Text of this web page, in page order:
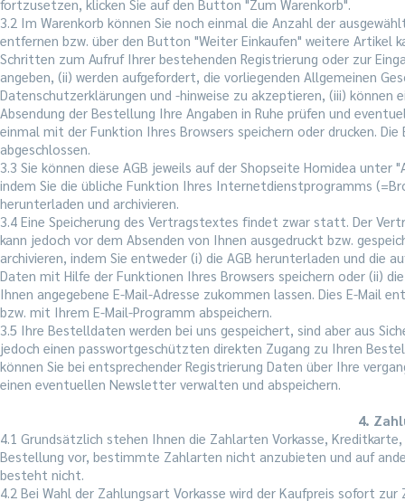
fortzusetzen, klicken Sie auf den Button "Zum Warenkorb".
3.2 Im Warenkorb können Sie noch einmal die Anzahl der
entfernen bzw. über den Button "Weiter Einkaufen" weitere Artikel
Schritten zum Aufruf Ihrer bestehenden Registrierung oder zur
angeben, (ii) werden aufgefordert, die vorliegenden Allgemeinen
Datenschutzerklärungen und -hinweise zu akzeptieren, (iii)
Absendung der Bestellung Ihre Angaben in Ruhe prüfen und
einmal mit der Funktion Ihres Browsers speichern oder drucken.
abgeschlossen.
3.3 Sie können diese AGB jeweils auf der Shopseite Homidea unter
indem Sie die übliche Funktion Ihres Internetdienstprogramms
herunterladen und archivieren.
3.4 Eine Speicherung des Vertragstextes findet zwar statt. Der
kann jedoch vor dem Absenden von Ihnen ausgedruckt bzw.
archivieren, indem Sie entweder (i) die AGB herunterladen und
Daten mit Hilfe der Funktionen Ihres Browsers speichern oder (ii)
Ihnen angegebene E-Mail-Adresse zukommen lassen. Dies E-Mail
bzw. mit Ihrem E-Mail-Programm abspeichern.
3.5 Ihre Bestelldaten werden bei uns gespeichert, sind aber aus
jedoch einen passwortgeschützten direkten Zugang zu Ihren
können Sie bei entsprechender Registrierung Daten über Ihre
einen eventuellen Newsletter verwalten und abspeichern.
4.
4.1 Grundsätzlich stehen Ihnen die Zahlarten Vorkasse,
Bestellung vor, bestimmte Zahlarten nicht anzubieten und auf
besteht nicht.
4.2 Bei Wahl der Zahlungsart Vorkasse wird der Kaufpreis sofort